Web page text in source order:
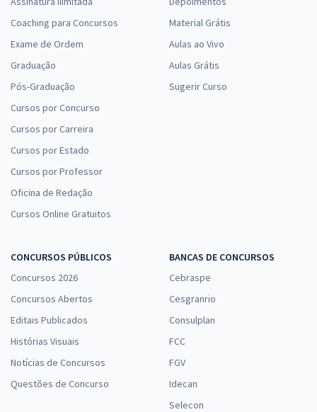
Coaching para Concursos
Exame de Ordem
Graduação
Pós-Graduação
Cursos por Concurso
Cursos por Carreira
Cursos por Estado
Cursos por Professor
Oficina de Redação
Cursos Online Gratuitos
Material Grátis
Aulas ao Vivo
Aulas Grátis
Sugerir Curso
CONCURSOS PÚBLICOS
Concursos 2026
Concursos Abertos
Editais Publicados
Histórias Visuais
Notícias de Concursos
Questões de Concurso
BANCAS DE CONCURSOS
Cebraspe
Cesgranrio
Consulplan
FCC
FGV
Idecan
Selecon